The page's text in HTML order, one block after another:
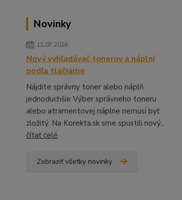
Novinky
11.07.2026
Nový vyhľadávač tonerov a náplní
podľa tlačiarne
Nájdite správny toner alebo náplň
jednoduchšie Výber správneho toneru
alebo atramentovej náplne nemusí byť
zložitý. Na Korekta.sk sme spustili nový...
čítať celé
Zobraziť všetky novinky